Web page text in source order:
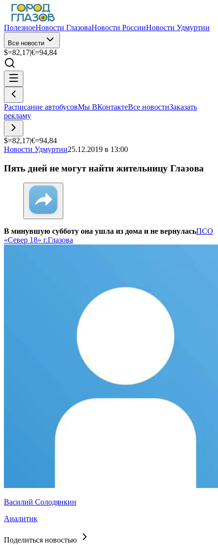
ПолезноеНовости ГлазоваНовости РоссииНовости Удмуртии
Все новости
$=82,17|€=94,84
Расписание автобусовМы ВКонтактеВсе новостиЗаказать
рекламу
$=82,17|€=94,84
Новости Удмуртии25.12.2019 в 13:00
Пять дней не могут найти жительницу Глазова
В минувшую субботу она ушла из дома и не вернуласьПСО
«Север 18» г.Глазова
Василий Солодянкин
Аналитик
Поделиться новостью